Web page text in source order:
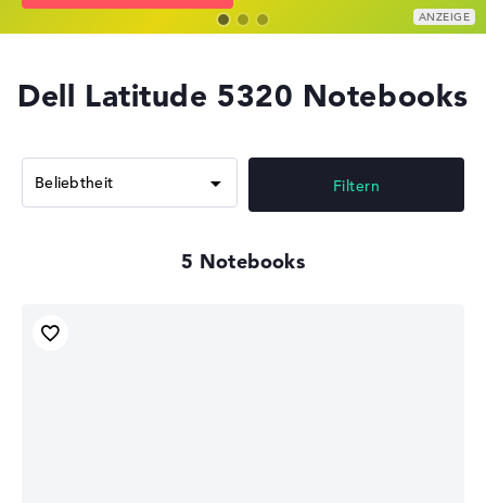
Dell Latitude 5320 Notebooks
5
Filtern